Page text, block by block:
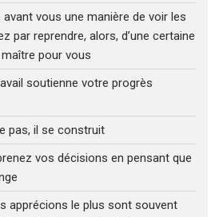
vous une manière de voir les
par reprendre, alors, d’une certaine
pour vous
soutienne votre progrès
pas, il se construit
vos décisions en pensant que
apprécions le plus sont souvent